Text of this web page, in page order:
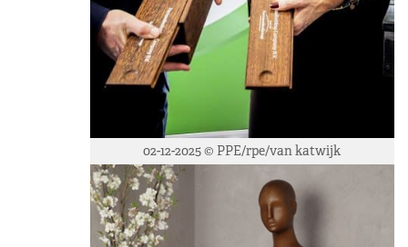
02-12-2025 © PPE/rpe/van katwijk